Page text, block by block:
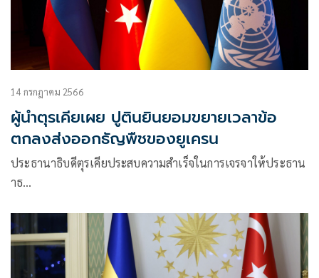
14 กรกฎาคม 2566
ผู้นำตุรเคียเผย ปูตินยินยอมขยายเวลาข้อ
ตกลงส่งออกธัญพืชของยูเครน
ประธานาธิบดีตุรเคียประสบความสำเร็จในการเจรจาให้ประธาน
าธ…